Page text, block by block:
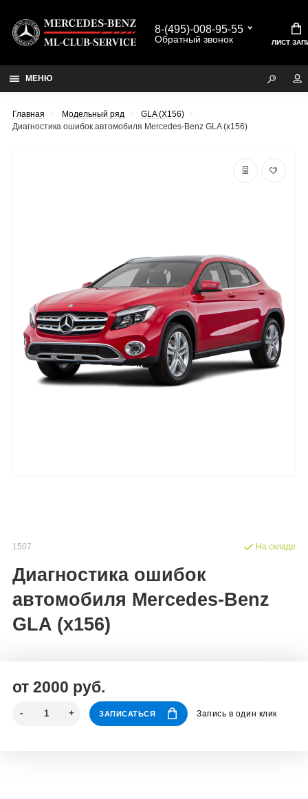
8-(495)-008-95-55
Обратный звонок ЛИСТ
МЕНЮ
Главная Модельный ряд
GLA (X156)
Диагностика ошибок автомобиля Mercedes-Benz GLA (x156)
1507
Диагностика ошибок
автомобиля Mercedes-Benz
GLA (x156)
На складе
от 2000 руб.
ЗАПИСАТЬСЯ Запись в один клик